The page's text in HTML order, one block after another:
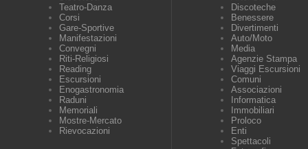
Teatro-Danza
Corsi
Gare-Sportive
Manifestazioni
Convegni
Riti-Religiosi
Reading
Escursioni
Enogastronomia
Raduni
Memoriali
Mostre-Mercato
Rievocazioni
Discoteche
Benessere
Divertimenti
Auto/Moto
Media
Agenzie Stampa
Viaggi Escursioni
Comuni
Associazioni
Informatica
Immobiliari
Proloco
Enti
Spettacoli